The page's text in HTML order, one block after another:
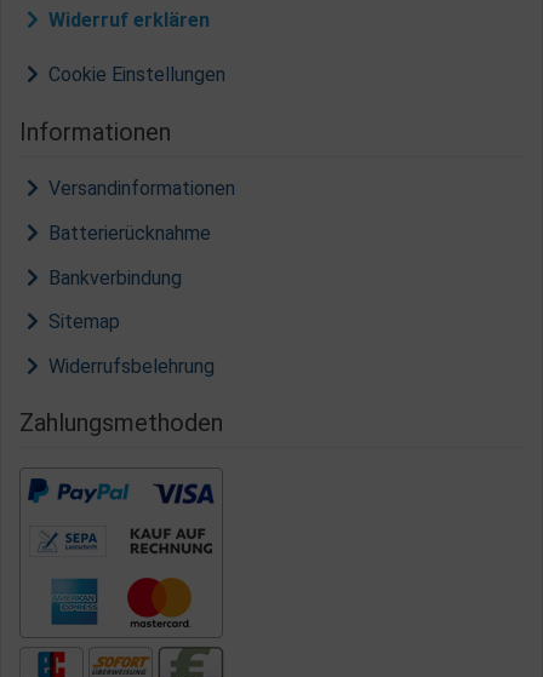
Widerruf erklären
Cookie Einstellungen
Informationen
Versandinformationen
Batterierücknahme
Bankverbindung
Sitemap
Widerrufsbelehrung
Zahlungsmethoden